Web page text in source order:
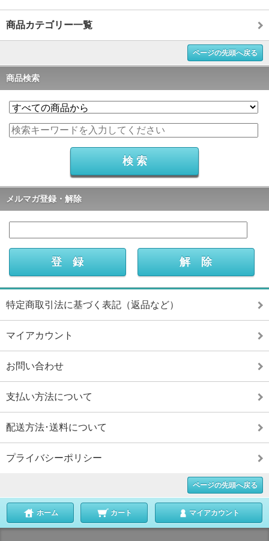
商品カテゴリー一覧
ページの先頭へ戻る
商品検索
メルマガ登録・解除
特定商取引法に基づく表記（返品など）
マイアカウント
お問い合わせ
支払い方法について
配送方法･送料について
プライバシーポリシー
ページの先頭へ戻る
ホーム カート マイアカウント